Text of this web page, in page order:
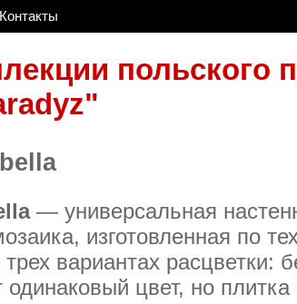
Контакты
польского
— универсальная
изготовленная по
трех вариантах расцветки:
цвет, но плитка